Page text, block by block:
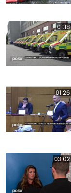
01:18
01:26
03:02